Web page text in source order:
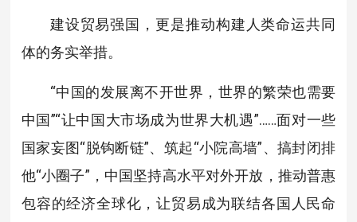
建设贸易强国，更是推动构建人类命运共同
体的务实举措。
“中国的发展离不开世界，世界的繁荣也需要
中国”“让中国大市场成为世界大机遇”……面对一些
国家妄图“脱钩断链”、筑起“小院高墙”、搞封闭排
他“小圈子”，中国坚持高水平对外开放，推动普惠
包容的经济全球化，让贸易成为联结各国人民命